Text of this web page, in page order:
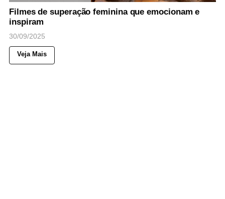
Filmes de superação feminina que emocionam e
inspiram
30/09/2025
Veja Mais